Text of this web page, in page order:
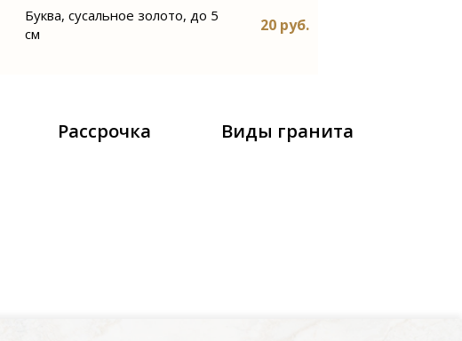
Буква, сусальное золото, до 5
см
20 руб.
Рассрочка Виды гранита